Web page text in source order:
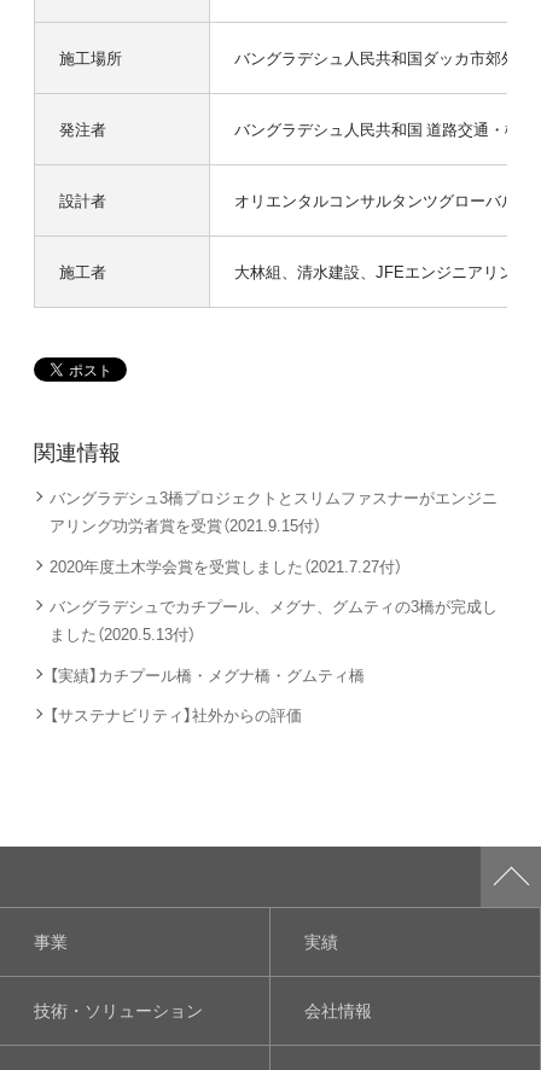
施工場所 バングラデシュ人民共和国ダッカ市郊外
発注者 バングラデシュ人民共和国 道路交通・橋
設計者 オリエンタルコンサルタンツグローバル
施工者 大林組、清水建設、JFEエンジニアリング
関連情報
バングラデシュ3橋プロジェクトとスリムファスナーがエンジニ
アリング功労者賞を受賞（2021.9.15付）
2020年度土木学会賞を受賞しました（2021.7.27付）
バングラデシュでカチプール、メグナ、グムティの3橋が完成し
ました（2020.5.13付）
【実績】カチプール橋・メグナ橋・グムティ橋
【サステナビリティ】社外からの評価
事業 実績
技術・ソリューション 会社情報